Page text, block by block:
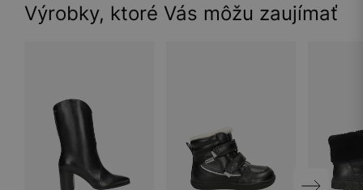
Výrobky, ktoré Vás môžu zaujímať